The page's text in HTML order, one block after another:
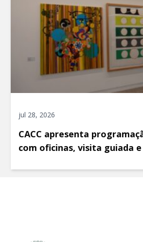
jul 28, 2026
CACC apresenta
com oficinas, visita guiada